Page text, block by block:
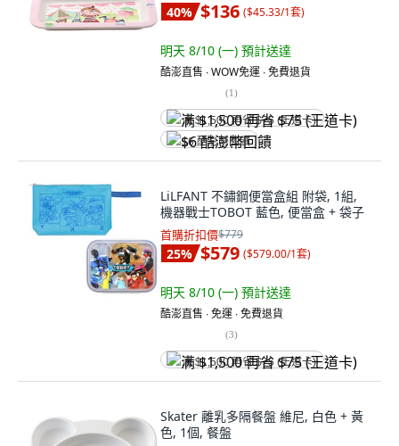
40% $136 ($45.33/1套)
明天 8/10 (一) 預計送達
酷澎直售 ∙ WOW免運 ∙ 免費退貨
(1)
满 $1,500 再省 $75 (王道卡)
$6 酷澎幣回饋
LiLFANT 不鏽鋼便當盒組 附袋, 1組,
機器戰士TOBOT 藍色, 便當盒 + 袋子
首購折扣價$779
25% $579 ($579.00/1套)
明天 8/10 (一) 預計送達
酷澎直售 ∙ 免運 ∙ 免費退貨
(3)
满 $1,500 再省 $75 (王道卡)
Skater 離乳多隔餐盤 維尼, 白色 + 黃
色, 1個, 餐盤